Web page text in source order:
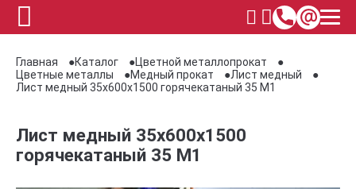
Главная Каталог
Цветной металлопрокат
Цветные металлы
Медный прокат
Лист медный
Лист медный 35х600х1500 горячекатаный 35 М1
Лист медный 35х600х1500
горячекатаный 35 М1